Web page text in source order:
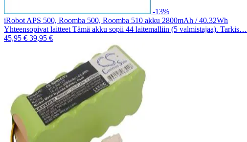
-13%
iRobot APS 500, Roomba 500, Roomba 510 akku 2800mAh / 40.32Wh
Yhteensopivat laitteet Tämä akku sopii 44 laitemalliin (5 valmistajaa). Tarkis…
45,95 € 39,95 €